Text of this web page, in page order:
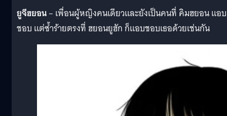
ยูจีฮยอน– เพื่อนผู้หญิงคนเดียวและยังเป็นคนที่ คิมฮยอน แอบ
ชอบ แต่ซ้ำร้ายตรงที่ ฮยอนยูฮัก ก็แอบชอบเธอด้วยเช่นกัน